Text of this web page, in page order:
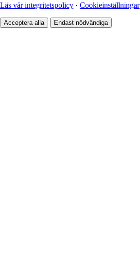
Läs vår integritetspolicy · Cookieinställningar
Acceptera alla Endast nödvändiga